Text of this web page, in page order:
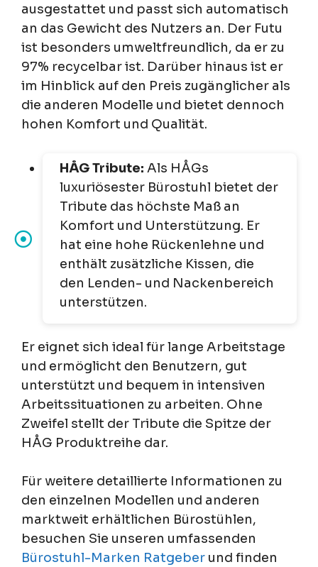
ausgestattet und passt sich automatisch
an das Gewicht des Nutzers an. Der Futu
ist besonders umweltfreundlich, da er zu
97% recycelbar ist. Darüber hinaus ist er
im Hinblick auf den Preis zugänglicher als
die anderen Modelle und bietet dennoch
hohen Komfort und Qualität.
HÅG Tribute: Als HÅGs
luxuriösester Bürostuhl bietet der
Tribute das höchste Maß an
Komfort und Unterstützung. Er
hat eine hohe Rückenlehne und
enthält zusätzliche Kissen, die
den Lenden- und Nackenbereich
unterstützen.
Er eignet sich ideal für lange Arbeitstage
und ermöglicht den Benutzern, gut
unterstützt und bequem in intensiven
Arbeitssituationen zu arbeiten. Ohne
Zweifel stellt der Tribute die Spitze der
HÅG Produktreihe dar.
Für weitere detaillierte Informationen zu
den einzelnen Modellen und anderen
marktweit erhältlichen Bürostühlen,
besuchen Sie unseren umfassenden
Bürostuhl-Marken Ratgeber und finden